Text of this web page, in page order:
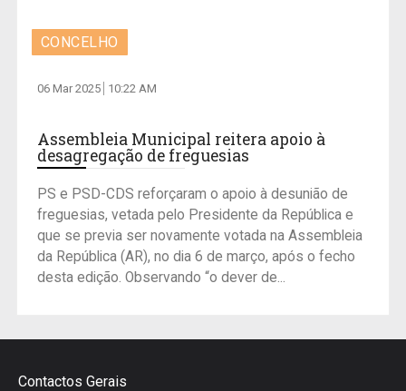
CONCELHO
06 Mar 2025 10:22 AM
Assembleia Municipal reitera apoio à
desagregação de freguesias
PS e PSD-CDS reforçaram o apoio à desunião de
freguesias, vetada pelo Presidente da República e
que se previa ser novamente votada na Assembleia
da República (AR), no dia 6 de março, após o fecho
desta edição. Observando “o dever de...
Contactos Gerais